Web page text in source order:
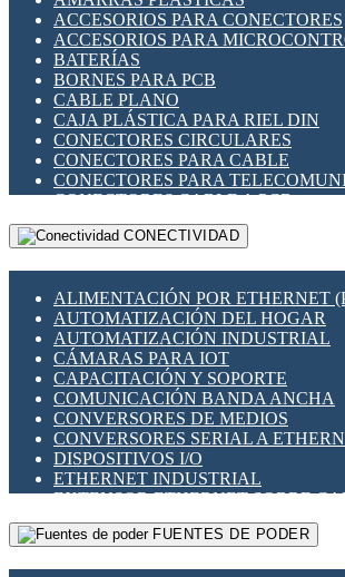
INDICADORES PARA PANEL
INTERFACES DE RELÉ
INTERRUPTORES FIN DE CARRERA
LLAVES CONMUTADORAS
MEDIDORES DE ENERGÍA Y TC'S
MOTORES PASO A PASO
PANTALLAS HMI
PLC -CONTROLADORES LÓGICO
PROGRAMADORES DE HORARIO
RELÉS DE PROTECCIÓN
SENSORES CAPACITIVOS
SENSORES INDUCTIVOS
TEMPORIZADORES
VARIACS
VARIADORES DE FRECUENCIA
SECCIONADORES -
MAQUINARIA
ACCESORIOS PARA CONECTORES
ACCESORIOS PARA
BATERÍAS
BORNES PARA PCB
CABLE PLANO
CAJA PLÁSTICA PARA RIEL DIN
CONECTORES CIRCULARES
CONECTORES PARA CABLE
CONECTORES PARA
CONECTORES CABLE A PCB
CONECTORES PCB A CABLE
DIP SWITCHES
HERRAMIENTAS VARIAS
ILUMINACIÓN LED
INTERRUPTORES REED
INTERFACES DE RELÉ
OTROS RELÉS
PROTECCIÓN TÉRMICA
RELÉS AUTOMOTRICES
RELÉS DE SEÑAL
RELÉS DE ESTADO SÓLIDO SSR
RELÉS INDUSTRIALES
RELÉS MINIATURA DE POTENCIA
SENSORES MAGNÉTICOS
CONECTIVIDAD
ALIMENTACIÓN POR ETHERNET
AUTOMATIZACIÓN DEL HOGAR
AUTOMATIZACIÓN INDUSTRIAL
CÁMARAS PARA IOT
CAPACITACIÓN Y SOPORTE
COMUNICACIÓN BANDA ANCHA
CONVERSORES DE MEDIOS
CONVERSORES SERIAL A
DISPOSITIVOS I/O
ETHERNET INDUSTRIAL
EXTENSOR ETHERNET SOBRE
GATEWAY LORAWAN
GESTIÓN DE REDESFUENTES DE PODER